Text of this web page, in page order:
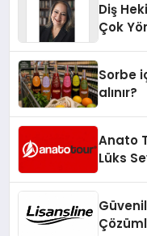
Diş
Çok
Sorbe
alınır?
Anato
Lüks